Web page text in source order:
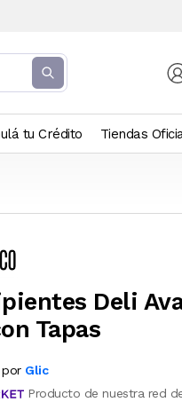
tu Crédito Tiendas
Deli
Tapas
por Glic
Producto de nuestra red